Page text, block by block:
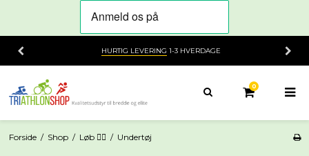
HURTIG LEVERING 1-3 HVERDAGE
0
Forside / Shop / Løb 🏃‍♂️ / Undertøj